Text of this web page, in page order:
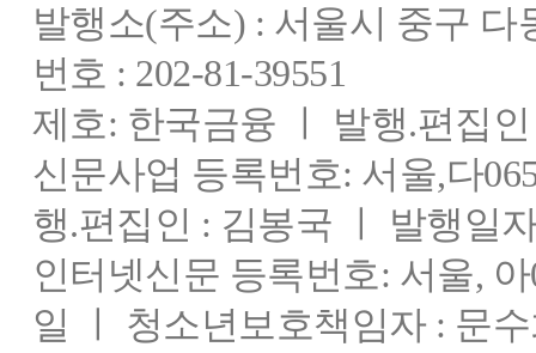
발행소(주소) : 서울시 중구
번호 : 202-81-39551
제호: 한국금융 ㅣ 발행.편집
신문사업 등록번호: 서울,다
행.편집인 : 김봉국 ㅣ 발행일
인터넷신문 등록번호: 서울,
일 ㅣ 청소년보호책임자 : 문